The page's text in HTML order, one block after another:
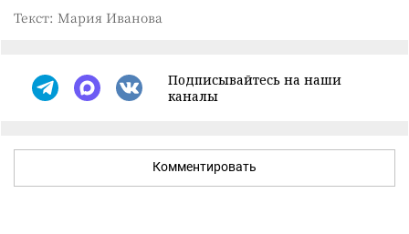
Текст: Мария Иванова
Подписывайтесь на наши
каналы
Комментировать